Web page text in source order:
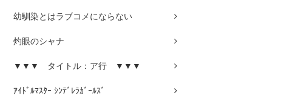
幼馴染とはラブコメにならない
灼眼のシャナ
▼▼▼ タイトル：ア行 ▼▼▼
ｱｲﾄﾞﾙﾏｽﾀｰ ｼﾝﾃﾞﾚﾗｶﾞｰﾙｽﾞ